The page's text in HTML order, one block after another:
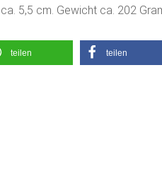
5,5 cm. Gewicht ca. 202
teilen teilen